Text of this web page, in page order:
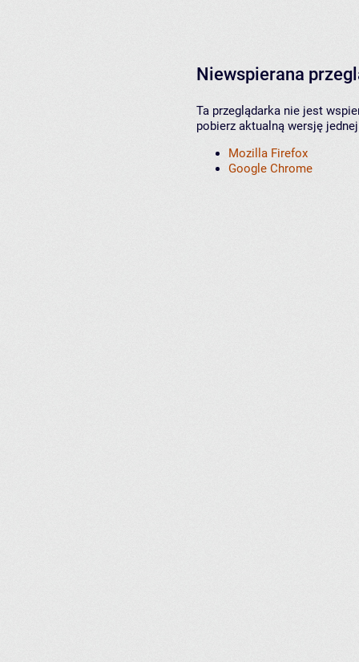
Niewspierana
Ta przeglądarka nie jest
pobierz aktualną wersję
Mozilla Firefox
Google Chrome